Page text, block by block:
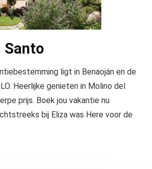
Santo
ligt in Benaoján en de
Heerlijke genieten in Molino del
prijs. Boek jou vakantie nu
bij Eliza was Here voor de